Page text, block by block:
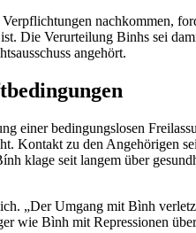
nachkommen,
Die Verurteilung Binhs sei
angehört.
einer bedingungslosen
Kontakt zu den Angehörigen
klage seit langem über
„Der Umgang mit Bình
wie Bình mit Repressionen